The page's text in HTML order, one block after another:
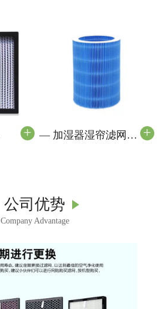
+ — 加湿器湿帘滤网
+
公司优势
Company Advantage